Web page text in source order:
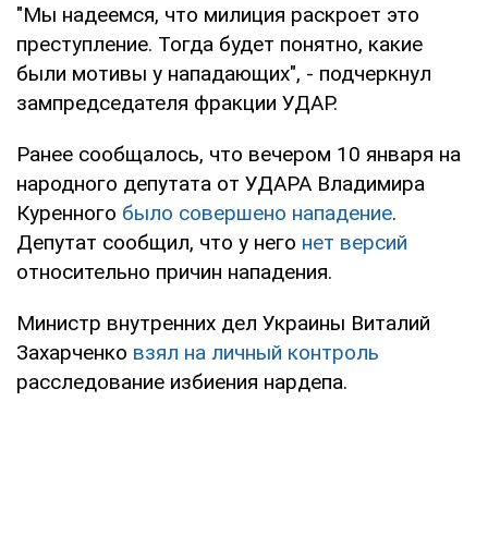
"Мы надеемся, что милиция раскроет это
преступление. Тогда будет понятно, какие
были мотивы у нападающих", - подчеркнул
зампредседателя фракции УДАР.
Ранее сообщалось, что вечером 10 января на
народного депутата от УДАРА Владимира
Куренного было совершено нападение.
Депутат сообщил, что у него нет версий
относительно причин нападения.
Министр внутренних дел Украины Виталий
Захарченко взял на личный контроль
расследование избиения нардепа.